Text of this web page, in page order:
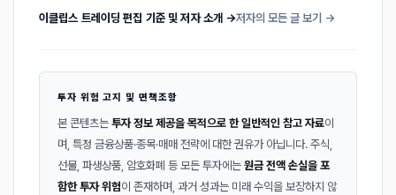
이클립스 트레이딩 편집 기준 및 저자 소개 →저자의 모든 글 보기 →
투자 위험 고지 및 면책조항
본 콘텐츠는 투자 정보 제공을 목적으로 한 일반적인 참고 자료이
며, 특정 금융상품·종목·매매 전략에 대한 권유가 아닙니다. 주식,
선물, 파생상품, 암호화폐 등 모든 투자에는 원금 전액 손실을 포
함한 투자 위험이 존재하며, 과거 성과는 미래 수익을 보장하지 않